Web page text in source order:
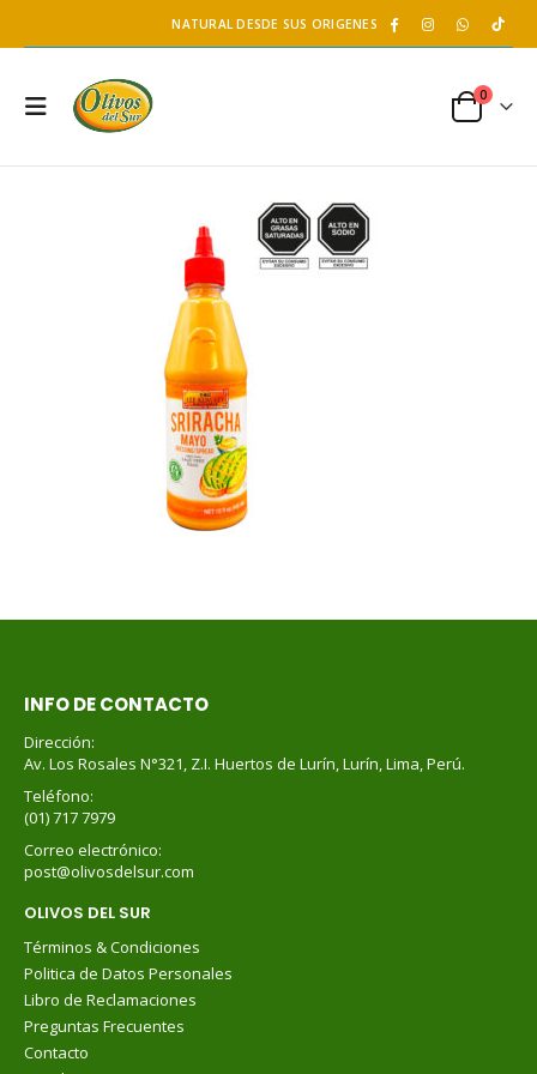
NATURAL DESDE SUS ORIGENES
0
INFO DE CONTACTO
Dirección:
Av. Los Rosales N°321, Z.I. Huertos de Lurín, Lurín, Lima, Perú.
Teléfono:
(01) 717 7979
Correo electrónico:
post@olivosdelsur.com
OLIVOS DEL SUR
Términos & Condiciones
Politica de Datos Personales
Libro de Reclamaciones
Preguntas Frecuentes
Contacto